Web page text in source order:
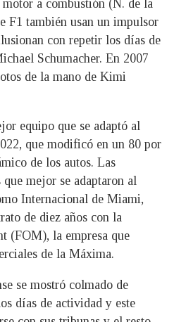
a combustión (N. de la
F1 también usan un impulsor
con repetir los días de
Schumacher. En 2007
de la mano de Kimi
equipo que se adaptó al
que modificó en un 80 por
de los autos. Las
mejor se adaptaron al
Internacional de Miami,
de diez años con la
(FOM), la empresa que
de la Máxima.
se mostró colmado de
días de actividad y este